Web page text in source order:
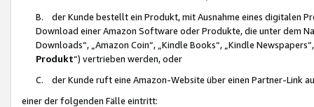
B. der Kunde bestellt ein Produkt, mit Ausnahme eines digitalen
Download einer Amazon Software oder Produkte, die unter dem
Downloads“, „Amazon Coin“, „Kindle Books“, „Kindle
Produkt“) vertrieben werden, oder
C. der Kunde ruft eine Amazon-Website über einen Partner-Link
einer der folgenden Fälle eintritt: